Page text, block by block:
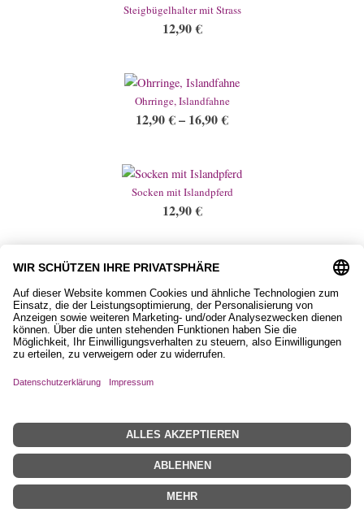
Steigbügelhalter mit Strass
12,90€
Ohrringe, Islandfahne
12,90€– 16,90€
Socken mit Islandpferd
12,90€
9,50€
AGB
Widerrufsbelehrung
Zahlungs- und Versandinformationen
Vertrag widerrufen